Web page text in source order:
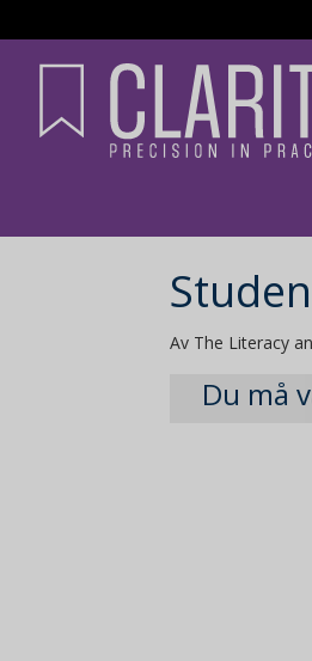
Av The Literacy
Du må